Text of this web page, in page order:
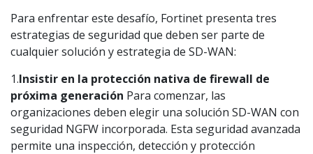
Para enfrentar este desafío, Fortinet presenta tres
estrategias de seguridad que deben ser parte de
cualquier solución y estrategia de SD-WAN:
1.Insistir en la protección nativa de firewall de
próxima generación Para comenzar, las
organizaciones deben elegir una solución SD-WAN con
seguridad NGFW incorporada. Esta seguridad avanzada
permite una inspección, detección y protección